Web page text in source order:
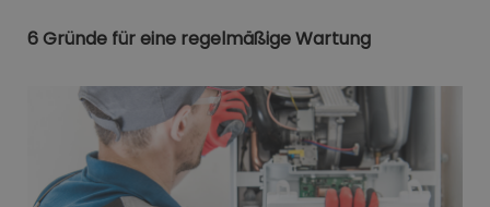
6 Gründe für eine regelmäßige Wartung